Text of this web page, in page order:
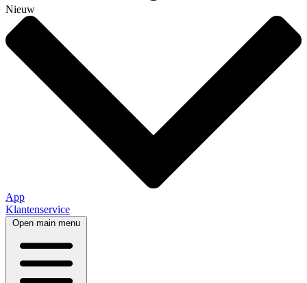
Nieuw
App
Klantenservice
Open main menu